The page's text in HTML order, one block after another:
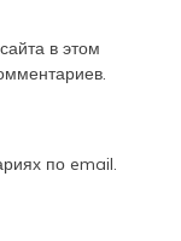
в этом
по email.